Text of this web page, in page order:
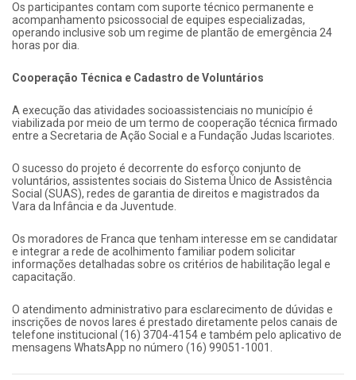
Os participantes contam com suporte técnico permanente e
acompanhamento psicossocial de equipes especializadas,
operando inclusive sob um regime de plantão de emergência 24
horas por dia.
Cooperação Técnica e Cadastro de Voluntários
A execução das atividades socioassistenciais no município é
viabilizada por meio de um termo de cooperação técnica firmado
entre a Secretaria de Ação Social e a Fundação Judas Iscariotes.
O sucesso do projeto é decorrente do esforço conjunto de
voluntários, assistentes sociais do Sistema Único de Assistência
Social (SUAS), redes de garantia de direitos e magistrados da
Vara da Infância e da Juventude.
Os moradores de Franca que tenham interesse em se candidatar
e integrar a rede de acolhimento familiar podem solicitar
informações detalhadas sobre os critérios de habilitação legal e
capacitação.
O atendimento administrativo para esclarecimento de dúvidas e
inscrições de novos lares é prestado diretamente pelos canais de
telefone institucional (16) 3704-4154 e também pelo aplicativo de
mensagens WhatsApp no número (16) 99051-1001.